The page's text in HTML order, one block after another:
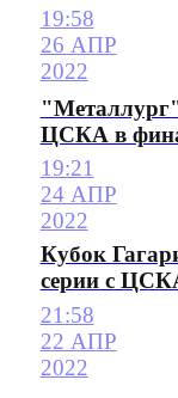
19:58
26 АПР
2022
ЦСКА в
19:21
24 АПР
2022
Кубок
серии с
21:58
22 АПР
2022